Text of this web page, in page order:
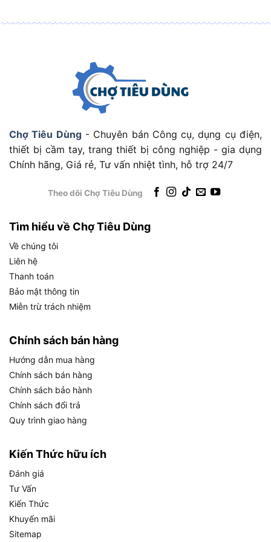
Cụ thể hơn, bộ tua vít được trang bị các thông số
Thành phần: Gồm 9 đầu vít (3 vít dẹp: 3mm,
5mm- Công nghệ: Sản xuất theo công nghệ Mỹ,
đạt tiêu chuẩn chất lượng USA.
chrome chống gỉ, cán cầm bọc nhựa cao cấp.
Kích thước: Đầu vít dẹp (3mm, 5mm, 6mm), vít
bake (PH0, PH1, PH2), vít nhọn, vít nạy ốc và 1
cong vênh, biến dạng khi chịu lực mạnh.
Hộp đựng: Nhựa trong suốt, có khoang riêng
cho từng chi tiết, kích thước 168 x 67 x 17 mm,
trọng lượng 300g.
Đặc biệt là, các đầu vít được gia công chính xác,
đảm bảo không làm trầy xước bề mặt vật liệu, phù
hãy tìm hiểu cách sử dụng sản phẩm đúng cách.
Hướng dẫn sử dụng Bộ tua vít
Stanley 62-511
Các bước sử dụng cơ bản
Để bắt đầu, bạn có thể thực hiện các bước sau để
sử dụng bộ tua vít hiệu quả:
Lựa chọn đầu vít phù hợp: Xác định loại ốc vít
Chợ Tiêu Dùng- Chuyên bán Công cụ, dụng cụ điện,
thiết bị cầm tay, trang thiết bị công nghiệp - gia dụng
Chính hãng, Giá rẻ, Tư vấn nhiệt tình, hỗ trợ 24/7
Theo dõi Chợ Tiêu Dùng
Tìm hiểu về Chợ Tiêu Dùng
Về chúng tôi
Liên hệ
Thanh toán
Bảo mật thông tin
Miễn trừ trách nhiệm
Chính sách bán hàng
Hướng dẫn mua hàng
Chính sách bán hàng
Chính sách bảo hành
Chính sách đổi trả
Quy trình giao hàng
Kiến Thức hữu ích
Đánh giá
Tư Vấn
Kiến Thức
Khuyến mãi
Sitemap